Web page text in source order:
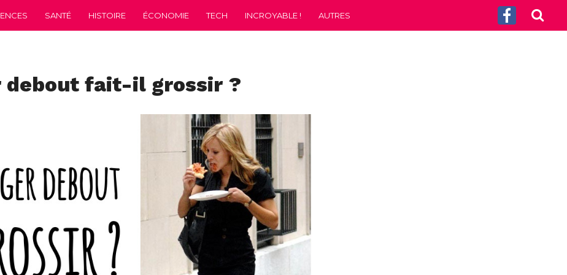
SANTÉ HISTOIRE ÉCONOMIE TECH INCROYABLE ! AUTRES
debout fait-il grossir ?